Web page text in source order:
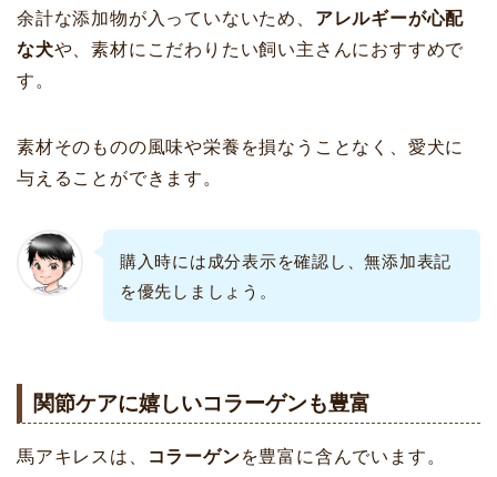
余計な添加物が入っていないため、 アレルギーが心配
な犬や、素材にこだわりたい飼い主さんにおすすめで
す。
素材そのものの風味や栄養を損なうことなく、愛犬に
与えることができます。
購入時には成分表示を確認し、無添加表記
を優先しましょう。
関節ケアに嬉しいコラーゲンも豊富
馬アキレスは、 コラーゲンを豊富に含んでいます。